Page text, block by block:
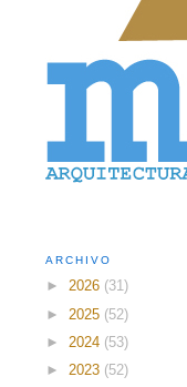
ARCHIVO
►2026 (31)
► 2025 (52)
► 2024 (53)
►2023 (52)